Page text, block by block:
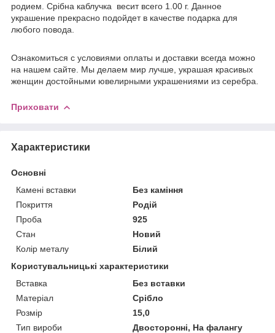
родием. Срібна каблучка весит всего 1.00 г. Данное
украшение прекрасно подойдет в качестве подарка для
любого повода.
Ознакомиться с условиями оплаты и доставки всегда можно
на нашем сайте. Мы делаем мир лучше, украшая красивых
женщин достойными ювелирными украшениями из серебра.
Приховати
Характеристики
Основні
Камені вставки
Без каміння
Покриття
Родій
Проба
925
Стан
Новий
Колір металу
Білий
Користувальницькі характеристики
Вставка
Без вставки
Матеріал
Срібло
Розмір
15,0
Тип вироби
Двосторонні, На фалангу